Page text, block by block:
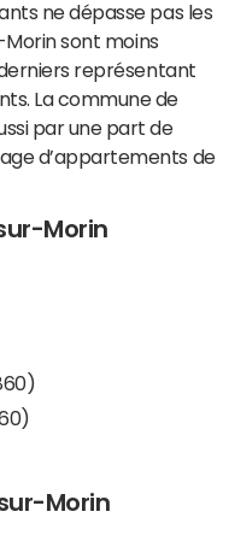
ne dépasse pas les
Morin sont moins
représentant
La commune de
par une part de
d’appartements de
Morin
Morin